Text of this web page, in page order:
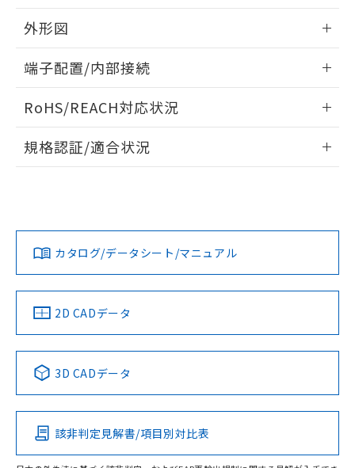
外形図
外形図
取りつけ穴加工図
端子配置/内部接続
端子配置/内部接続
RoHS/REACH対応状況
EU RoHS 注意事項・凡例
対応済み
中国 RoHS 注意事項・凡例
Pb Hg Cd Cr(VI)
O
規格認証/適合状況
カタログ/データシート/マニュアル
2D CADデータ
3D CADデータ
該非判定見解書/項目別対比表
をご了承ください。
用者の範囲」に記載されている法人を
指します。
EU RoHS指令（10物質）の非含有証明書
51物質の非含有証明書（当社基準）
※本証明書は発行日時点で非含有を証明す
るもので、過去に遡って非含有を証明する
ものではありません。
また、RoHS指令のフタル酸エステル類４
物質の対応では、対応完了までの期間は出
欄に対応日を記載しておりました。
既に当社にて対応品への在庫切替を完了